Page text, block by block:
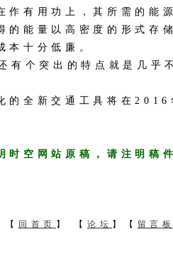
作有用功上，其所需的能
的能量以高密度的形式存
本十分低廉。
个突出的特点就是几乎不
全新交通工具将在2016
时空网站原稿，请注明稿
【 回首页 】 【 论坛 】【 留言板